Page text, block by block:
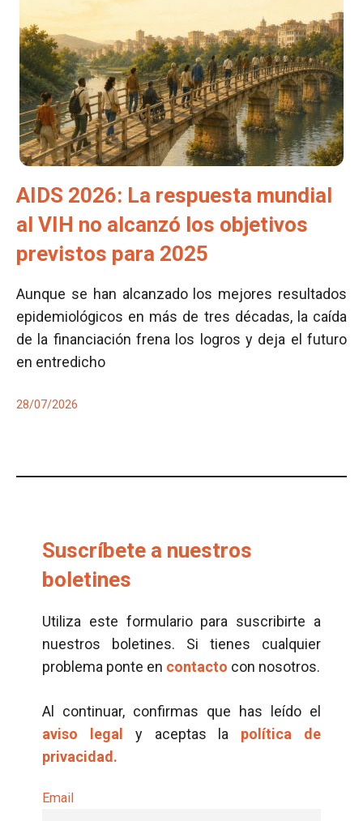
AIDS 2026: La respuesta mundial
al VIH no alcanzó los objetivos
previstos para 2025
Aunque se han alcanzado los mejores resultados
epidemiológicos en más de tres décadas, la caída
de la financiación frena los logros y deja el futuro
en entredicho
28/07/2026
Suscríbete a nuestros
boletines
Utiliza este formulario para suscribirte a
nuestros boletines. Si tienes cualquier
problema ponte en contacto con nosotros.
Al continuar, confirmas que has leído el
aviso legal
y aceptas la política de
privacidad.
Email